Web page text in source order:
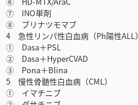
⑦ INO単剤
⑧ ブリナツモマブ
4 急性リンパ性白血病（Ph陽性ALL）
① Dasa＋PSL
② Dasa＋HyperCVAD
③ Pona＋Blina
5 慢性骨髄性白血病（CML）
① イマチニブ